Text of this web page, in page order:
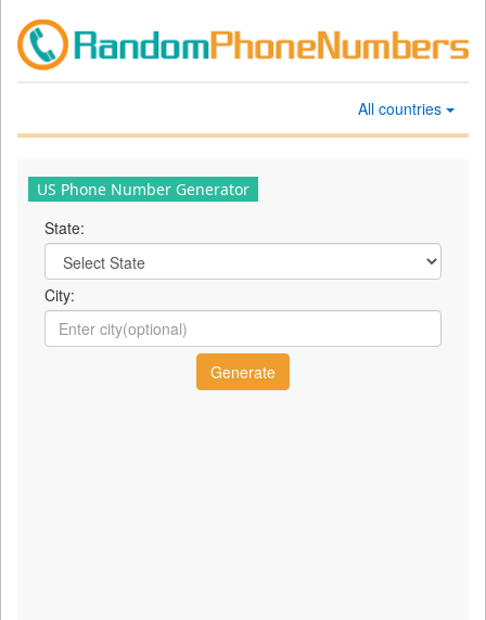
All countries
US Phone Number Generator
State:
City: